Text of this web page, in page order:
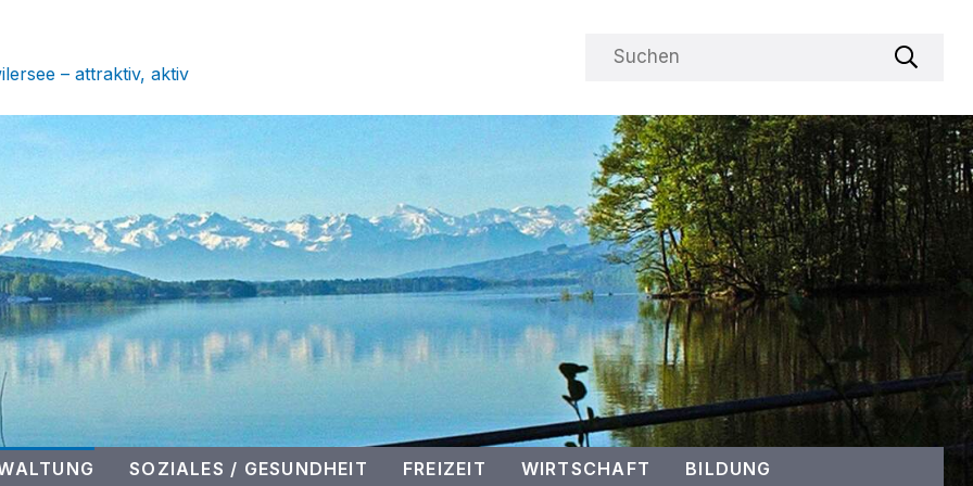
– attraktiv, aktiv
Suchbegriff
Suche
SOZIALES / GESUNDHEIT FREIZEIT WIRTSCHAFT BILDUNG